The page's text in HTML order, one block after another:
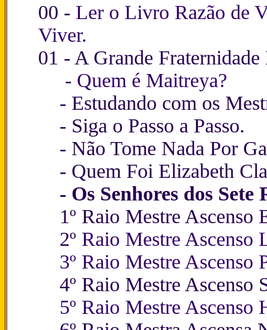
00 - Ler o Livro Razão de
Viver.
01 - A Grande Fraternidade
- Quem é Maitreya?
- Estudando com os
- Siga o Passo a Passo.
- Não Tome Nada Por
- Quem Foi Elizabeth
- Os Senhores dos Sete
1º Raio Mestre
2º Raio Mestre Ascenso
3º Raio Mestre Ascenso
4º Raio Mestre Ascenso
5º Raio Mestre Ascenso